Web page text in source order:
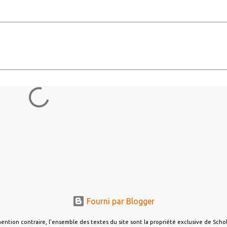
Fourni par Blogger
contraire, l'ensemble des textes du site sont la propriété exclusive de